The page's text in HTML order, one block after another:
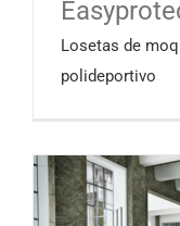
Losetas de
polideportivo